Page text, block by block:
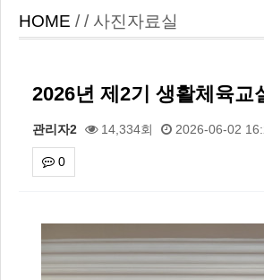
HOME / / 사진자료실
2026년 제2기 생활체육교
관리자2 14,334회 2026-06-02
0
2026 주5일제생활